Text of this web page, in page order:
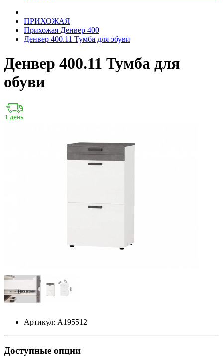
ПРИХОЖАЯ
Прихожая Денвер 400
Денвер 400.11 Тумба для обуви
Денвер 400.11 Тумба для
обуви
Артикул: А195512
Доступные опции